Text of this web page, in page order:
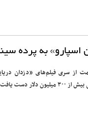
اسپارو» به پرده
از سری فیلم‌های «دزدان
دلار دست یافت.